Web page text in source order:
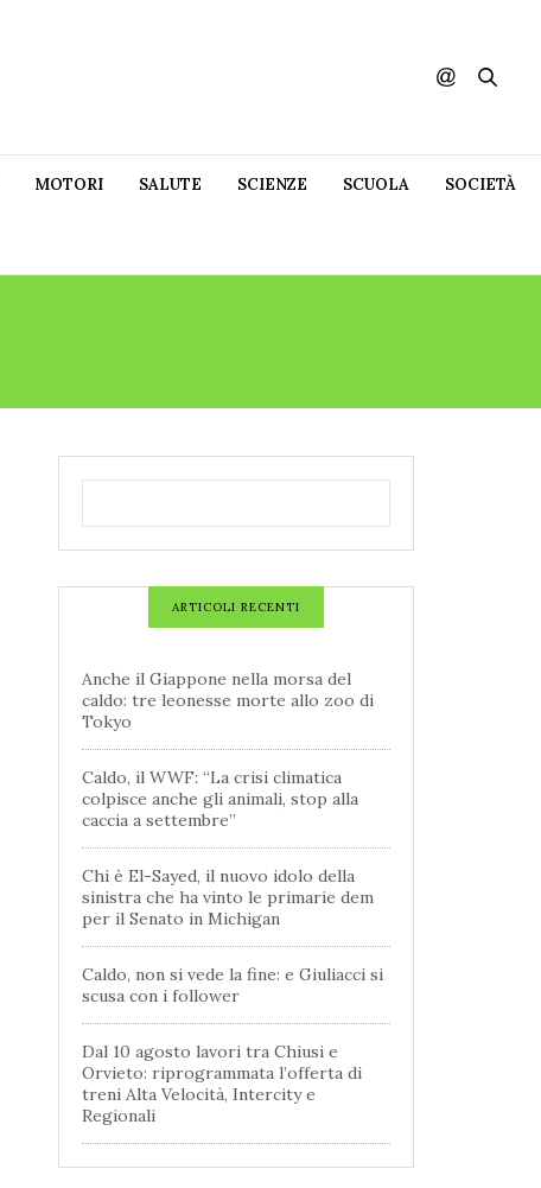
MOTORI SALUTE SCIENZE SCUOLA SOCIETÀ
ARTICOLI RECENTI
Anche il Giappone nella morsa del
caldo: tre leonesse morte allo zoo di
Tokyo
Caldo, il WWF: “La crisi climatica
colpisce anche gli animali, stop alla
caccia a settembre”
Chi è El-Sayed, il nuovo idolo della
sinistra che ha vinto le primarie dem
per il Senato in Michigan
Caldo, non si vede la fine: e Giuliacci si
scusa con i follower
Dal 10 agosto lavori tra Chiusi e
Orvieto: riprogrammata l’offerta di
treni Alta Velocità, Intercity e
Regionali